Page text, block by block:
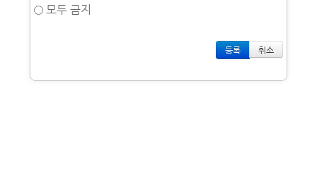
모두 금지
취소